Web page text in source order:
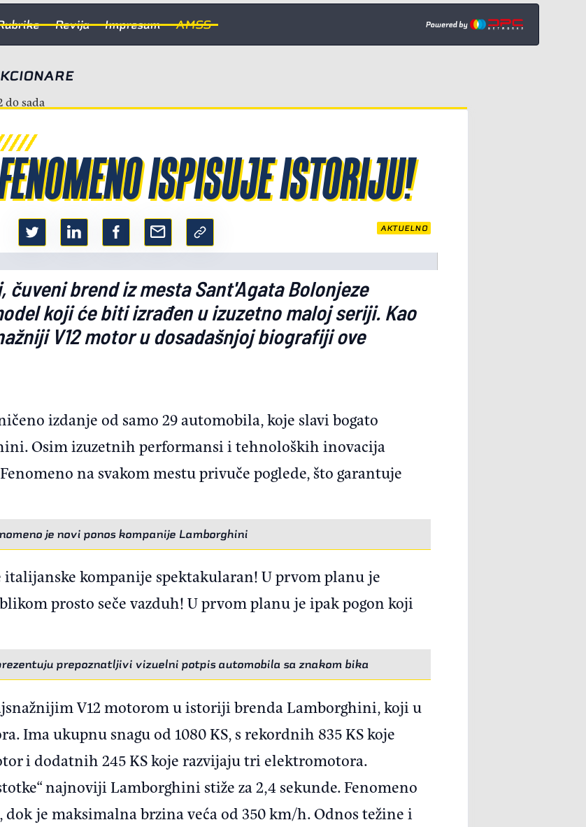
Revija Impresum AMSS
ISPISUJE ISTORIJU!
AKTUELNO
brend iz mesta Sant'Agata Bolonjeze
koji će biti izrađen u izuzetno maloj seriji. Kao
V12 motor u dosadašnjoj biografiji ove
izdanje od samo 29 automobila, koje slavi bogato
Osim izuzetnih performansi i tehnoloških inovacija
na svakom mestu privuče poglede, što garantuje
je novi ponos kompanije Lamborghini
italijanske kompanije spektakularan! U prvom planu je
prosto seče vazduh! U prvom planu je ipak pogon koji
prepoznatljivi vizuelni potpis automobila sa znakom bika
V12 motorom u istoriji brenda Lamborghini, koji u
Ima ukupnu snagu od 1080 KS, s rekordnih 835 KS koje
i dodatnih 245 KS koje razvijaju tri elektromotora.
najnoviji Lamborghini stiže za 2,4 sekunde. Fenomeno
je maksimalna brzina veća od 350 km/h. Odnos težine i